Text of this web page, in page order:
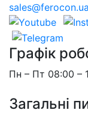
sales@ferocon.ua
Графік
Пн – Пт 08:00 –
Загальні